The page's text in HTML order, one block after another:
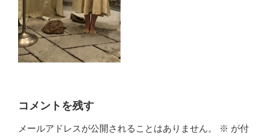
コメントを残す
メールアドレスが公開されることはありません。 ※ が付